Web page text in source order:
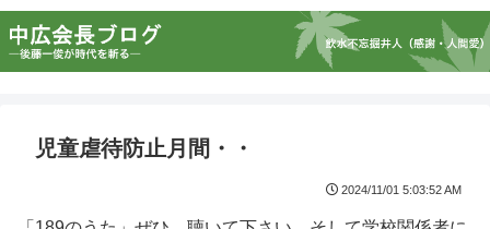
児童虐待防止月間・・
2024/11/01 5:03:52 AM